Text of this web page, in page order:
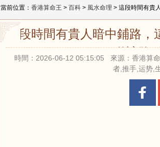
當前位置： 香港算命王 > 百科 > 風水命理 > 這段時間有貴
這段時間有貴人暗中鋪路
動讓路
時間：2026-06-12 05:15:05 來源：香港算
者,推手,运势,